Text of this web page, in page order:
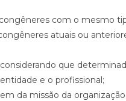
com o mesmo
atuais ou
que
e o profissional;
da missão da